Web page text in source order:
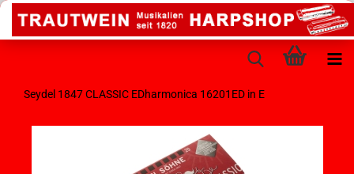
Seydel 1847 CLASSIC EDharmonica 16201ED in E